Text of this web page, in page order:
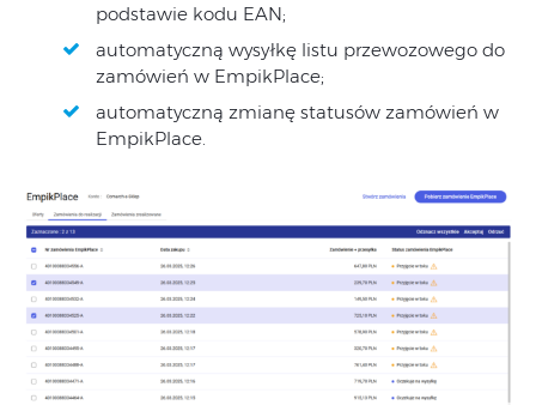
podstawie kodu EAN;
automatyczną wysyłkę listu przewozowego do
zamówień w EmpikPlace;
automatyczną zmianę statusów zamówień w
EmpikPlace.